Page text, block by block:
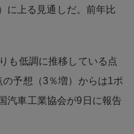
に上る見通しだ。前年比
も低調に推移している点
予想（3％増）からは1ポ
汽車工業協会が9日に報告